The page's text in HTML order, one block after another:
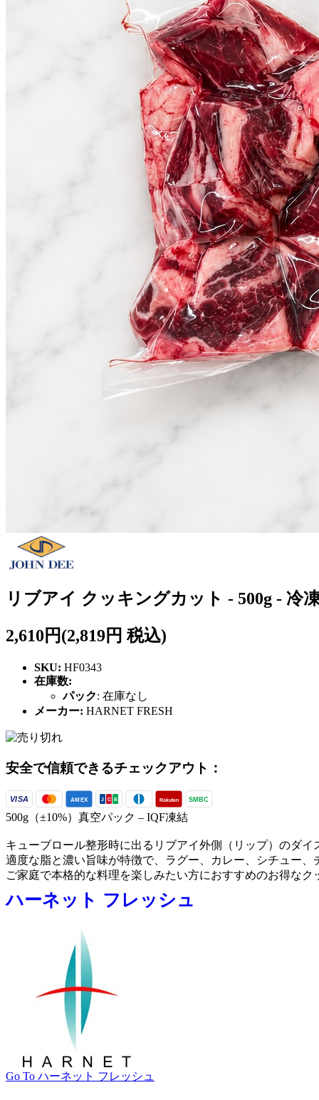
リブアイ クッキングカット - 500g - 冷
2,610円(2,819円 税込)
SKU: HF0343
在庫数:
パック: 在庫なし
メーカー: HARNET FRESH
安全で信頼できるチェックアウト：
VISA AMEX J C B Rakuten SMBC
500g（±10%）真空パック – IQF凍結
キューブロール整形時に出るリブアイ外側（リップ）のダイ
適度な脂と濃い旨味が特徴で、ラグー、カレー、シチュー
ご家庭で本格的な料理を楽しみたい方におすすめのお得なク
ハーネット フレッシュ
Go To ハーネット フレッシュ